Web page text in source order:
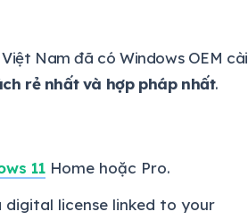
Nam đã có Windows OEM cài
rẻ nhất và hợp pháp nhất.
11 Home hoặc Pro.
license linked to your